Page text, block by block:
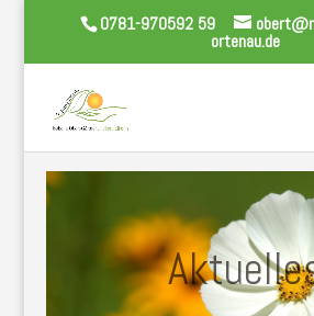
0781-970592 59
ortenau.de